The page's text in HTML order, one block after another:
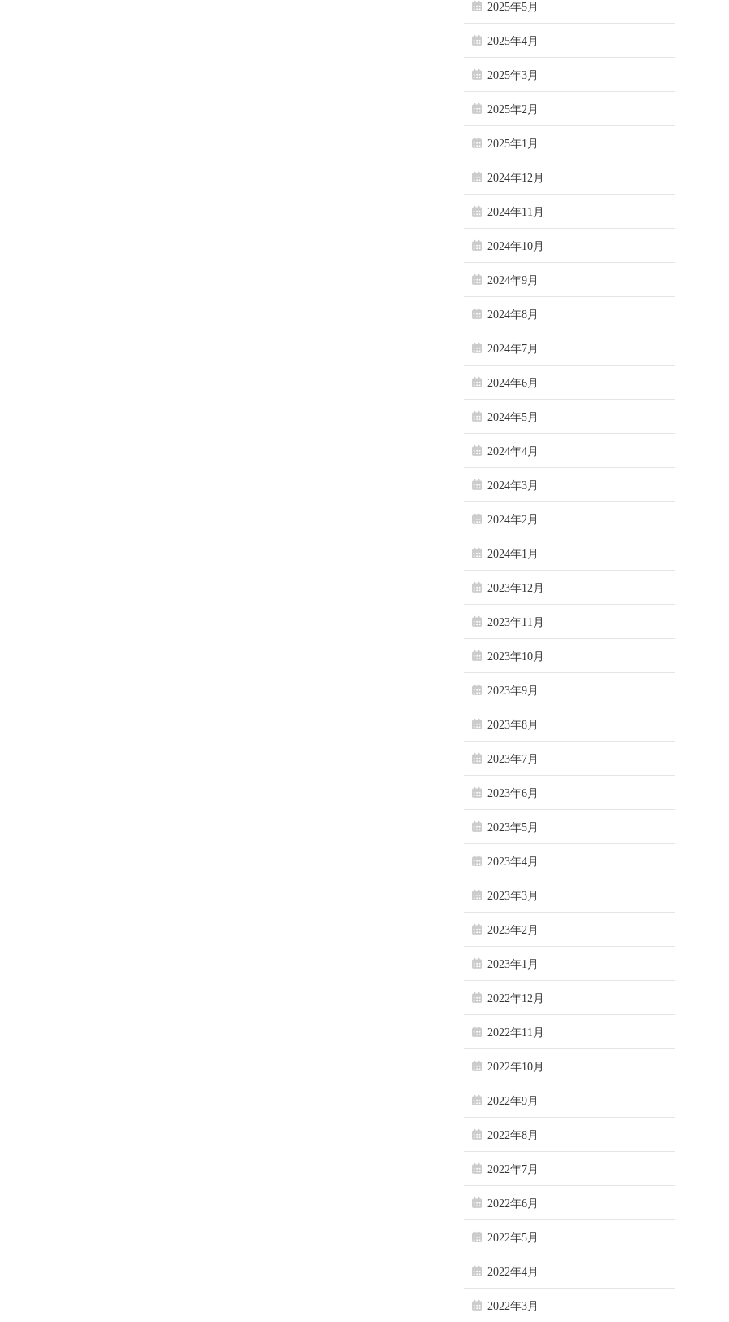
2025年5月
2025年4月
2025年3月
2025年2月
2025年1月
2024年12月
2024年11月
2024年10月
2024年9月
2024年8月
2024年7月
2024年6月
2024年5月
2024年4月
2024年3月
2024年2月
2024年1月
2023年12月
2023年11月
2023年10月
2023年9月
2023年8月
2023年7月
2023年6月
2023年5月
2023年4月
2023年3月
2023年2月
2023年1月
2022年12月
2022年11月
2022年10月
2022年9月
2022年8月
2022年7月
2022年6月
2022年5月
2022年4月
2022年3月